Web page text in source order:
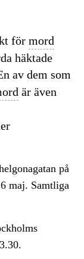
för mord
häktade
av dem som
är även
på
maj. Samtliga